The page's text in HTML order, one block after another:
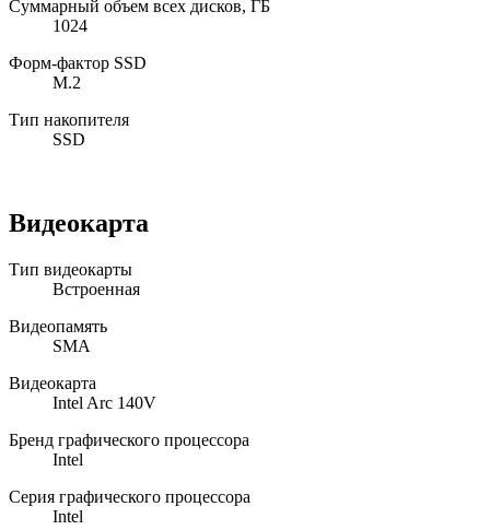
Суммарный объем всех дисков, ГБ
1024
Форм-фактор SSD
M.2
Тип накопителя
SSD
Видеокарта
Тип видеокарты
Встроенная
Видеопамять
SMA
Видеокарта
Intel Arc 140V
Бренд графического процессора
Intel
Серия графического процессора
Intel